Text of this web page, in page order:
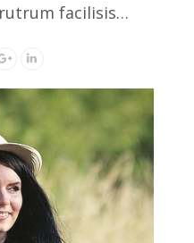
facilisis…